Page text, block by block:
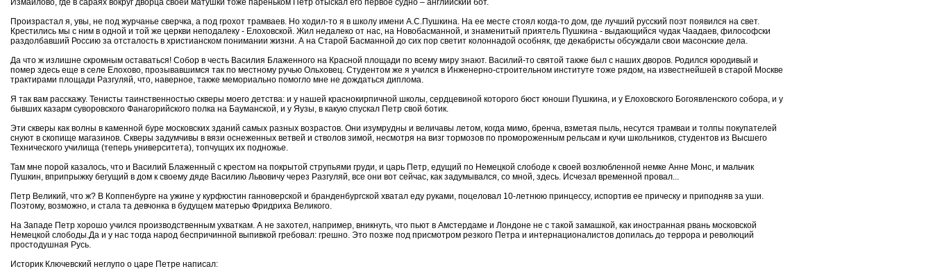
Измайлово, где в сараях вокруг дворца своей матушки тоже пареньком Петр отыскал его первое судно – английский бот.
Произрастал я, увы, не под журчанье сверчка, а под грохот трамваев. Но ходил-то я в школу имени А.С.Пушкина. На ее месте стоял когда-то дом, где лучший русский поэт появился на свет.
Крестились мы с ним в одной и той же церкви неподалеку - Елоховской. Жил недалеко от нас, на Новобасманной, и знаменитый приятель Пушкина - выдающийся чудак Чаадаев, философски
раздолбавший Россию за отсталость в христианском понимании жизни. А на Старой Басманной до сих пор светит колоннадой особняк, где декабристы обсуждали свои масонские дела.
Да что ж излишне скромным оставаться! Собор в честь Василия Блаженного на Красной площади по всему миру знают. Василий-то святой также был с наших дворов. Родился юродивый и
помер здесь еще в селе Елохово, прозывавшимся так по местному ручью Ольховец. Студентом же я учился в Инженерно-строительном институте тоже рядом, на известнейшей в старой Москве
трактирами площади Разгуляй, что, наверное, также мемориально помогло мне не дождаться диплома.
Я так вам расскажу. Тенисты таинственностью скверы моего детства: и у нашей краснокирпичной школы, сердцевиной которого бюст юноши Пушкина, и у Елоховского Богоявленского собора, и у
бывших казарм суворовского Фанагорийского полка на Бауманской, и у Яузы, в какую спускал Петр свой ботик.
Эти скверы как волны в каменной буре московских зданий самых разных возрастов. Они изумрудны и величавы летом, когда мимо, бренча, взметая пыль, несутся трамваи и толпы покупателей
снуют в скопище магазинов. Скверы задумчивы в вязи оснеженных ветвей и стволов зимой, несмотря на визг тормозов по промороженным рельсам и кучи школьников, студентов из Высшего
Технического училища (теперь университета), топчущих их подножье.
Там мне порой казалось, что и Василий Блаженный с крестом на покрытой струпьями груди, и царь Петр, едущий по Немецкой слободе к своей возлюбленной немке Анне Монс, и мальчик
Пушкин, вприпрыжку бегущий в дом к своему дяде Василию Львовичу через Разгуляй, все они вот сейчас, как задумывался, со мной, здесь. Исчезал временной провал...
Петр Великий, что ж? В Коппенбурге на ужине у курфюстин ганноверской и бранденбургской хватал еду руками, поцеловал 10-летнюю принцессу, испортив ее прическу и приподняв за уши.
Поэтому, возможно, и стала та девчонка в будущем матерью Фридриха Великого.
На Западе Петр хорошо учился производственным ухваткам. А не захотел, например, вникнуть, что пьют в Амстердаме и Лондоне не с такой замашкой, как иностранная рвань московской
Немецкой слободы.Да и у нас тогда народ беспричинной выпивкой гребовал: грешно. Это позже под присмотром резкого Петра и интернационалистов допилась до террора и революций
простодушная Русь.
Историк Ключевский неглупо о царе Петре написал: